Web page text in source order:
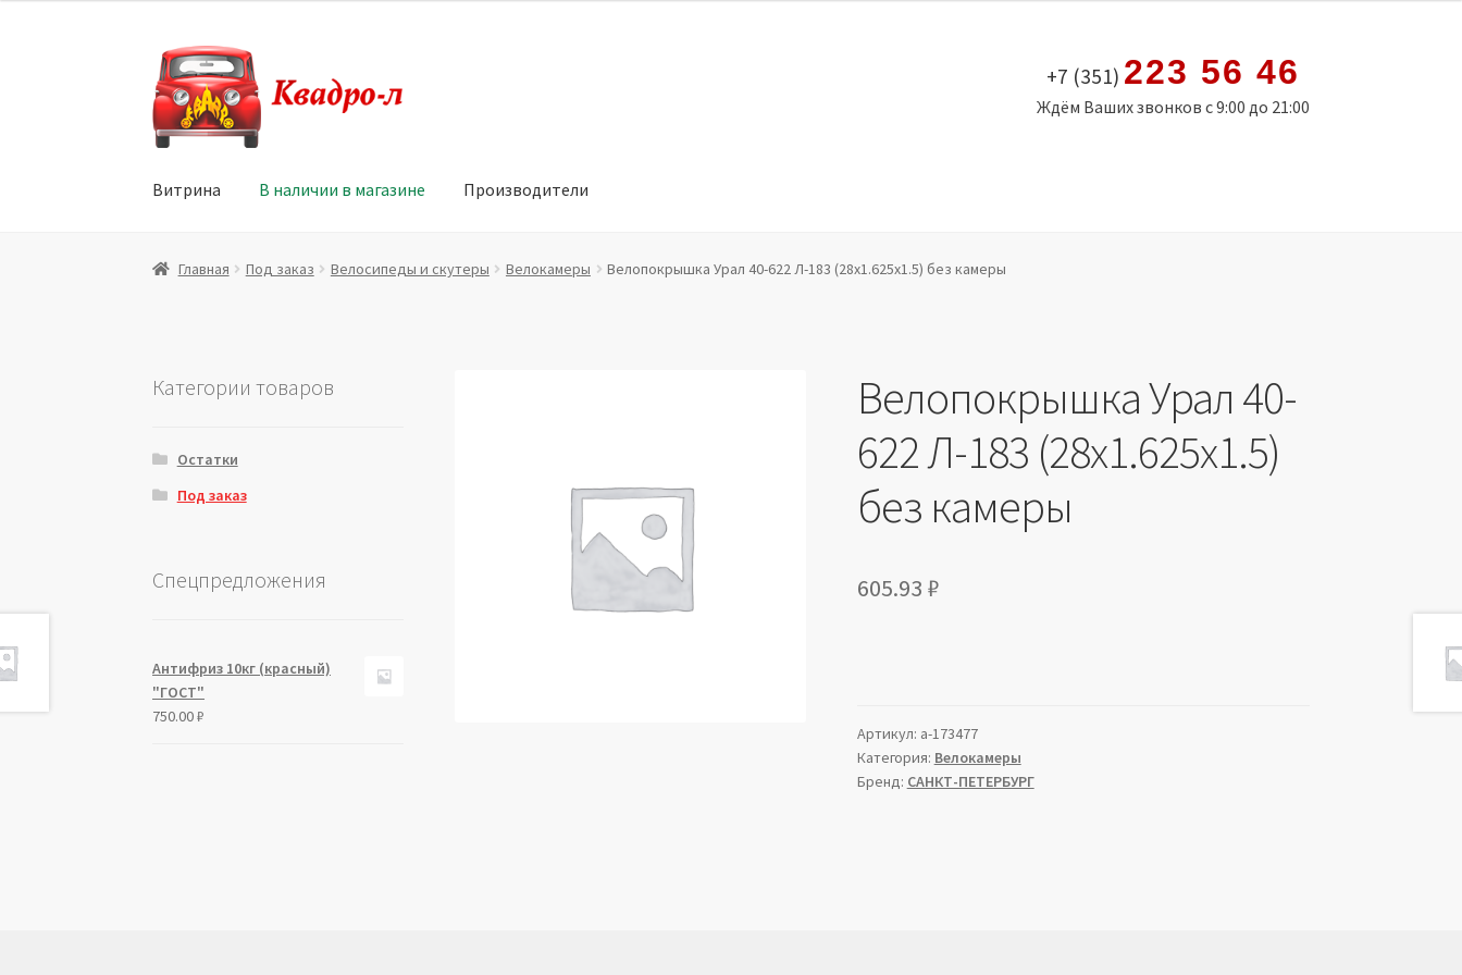
Перейти
к
навигации
Перейти
к
содержимому
+7 (351) 223 56 46
Ждём Ваших звонков с 9:00 до 21:00
Витрина В наличии в магазине Производители
Главная Витрина Мой аккаунт Политика в отношении обработки персональных данных Производители
Главная Под заказ Велосипеды и скутеры Велокамеры Велопокрышка Урал 40-622 Л-183 (28х1.625х1.5) без камеры
Велопокрышка Урал 40-
622 Л-183 (28х1.625х1.5)
без камеры
605.93 ₽
Артикул: a-173477
Категория: Велокамеры
Бренд: САНКТ-ПЕТЕРБУРГ
Категории товаров
Остатки
Под заказ
Спецпредложения
Антифриз 10кг (красный)
"ГОСТ"
750.00₽